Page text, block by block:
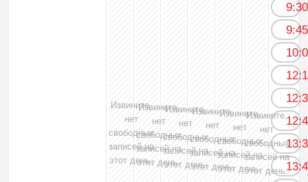
Извините,
нет
свободных
записей на
этот день.
Извините,
нет
свободных
записей на
этот день.
Извините,
нет
свободных
записей на
этот день.
Извините,
нет
свободных
записей на
этот день.
Извините,
нет
свободных
записей на
этот день.
Извините,
нет
свободных
записей на
этот день.
9:30
9:45